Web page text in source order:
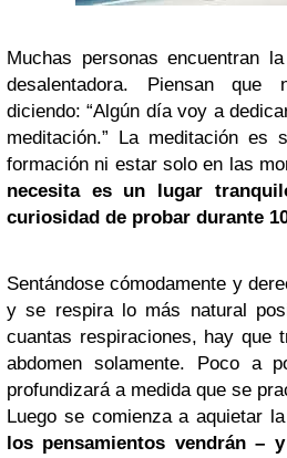
Muchas personas encuentran
desalentadora. Piensan
diciendo: “Algún día voy a
meditación.” La meditación es
formación ni estar solo en las
necesita es un lugar
curiosidad de probar durante
Sentándose cómodamente y
y se respira lo más natural
cuantas respiraciones, hay que
abdomen solamente. Poco a
profundizará a medida que se
Luego se comienza a aquietar
los pensamientos vendrán –